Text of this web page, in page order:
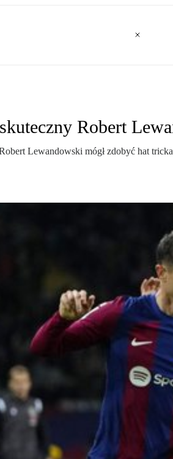
Robert
Lewandowski mógł zdobyć hat